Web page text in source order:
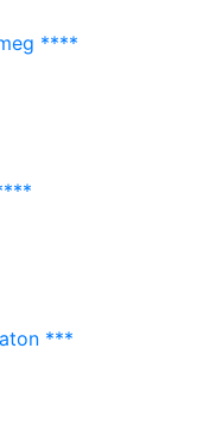
****
***